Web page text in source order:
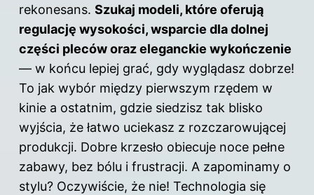
rekonesans. Szukaj modeli, które oferują
regulację wysokości, wsparcie dla dolnej
części pleców oraz eleganckie wykończenie
— w końcu lepiej grać, gdy wyglądasz dobrze!
To jak wybór między pierwszym rzędem w
kinie a ostatnim, gdzie siedzisz tak blisko
wyjścia, że łatwo uciekasz z rozczarowującej
produkcji. Dobre krzesło obiecuje noce pełne
zabawy, bez bólu i frustracji. A zapominamy o
stylu? Oczywiście, że nie! Technologia się